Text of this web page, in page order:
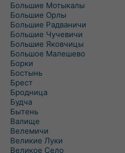
Большие Мотыкалы
Большие Орлы
Большие Радваничи
Большие Чучевичи
Большие Яковчицы
Большое Малешево
Борки
Бостынь
Брест
Бродница
Будча
Бытень
Валище
Велемичи
Великие Луки
Великое Село